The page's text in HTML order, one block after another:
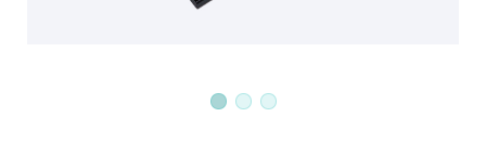
1 2 3